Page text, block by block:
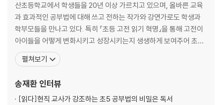
13. 결초보은 結草報恩
14. 막상막하 莫上莫下
15. 배은망덕 背恩忘德
16. 백년해로 百年偕老
17. 어부지리 漁父之利
19. 유유상종 類類相從
20. 인과응보 因果應報
산초등학교에서 학생들을 20년 이상 가르치고 있으며, 올바른 교육
과 효과적인 공부법에 대해 쓰고 전하는 작가와 강연가로도 학생과
학부모들을 만나고 있다. 특히 『초등 고전 읽기 혁명』을 통해 고전이
아이들을 어떻게 변화시키고 성장시키는지 생생하게 보여주어 초등
고전 읽기 열풍을 불러일으켰다. 이외의 저서로는 『인성 쑥쑥 한자 쑥
쑥 초등 사자소학』, 『어휘 쑥쑥 논리 쑥쑥 초등 명심보감』, 『초등 1학
등이 있다. 많은 저서가 문화체육관광부
펼쳐보기
송재환 인터뷰
[읽다]현직 교사가 강조하는 초5 공부법의 비밀은 독서